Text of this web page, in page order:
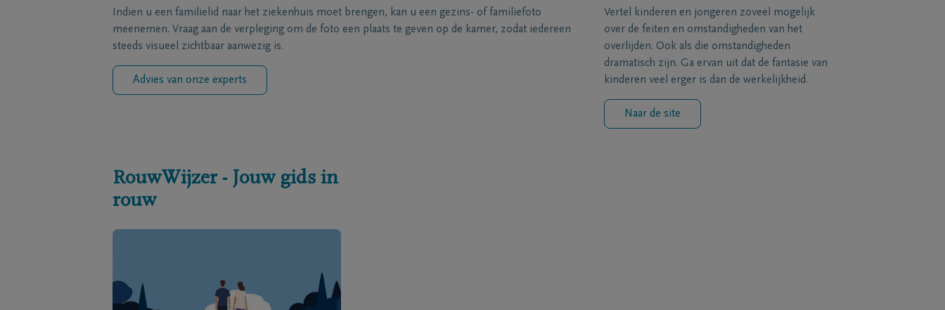
Indien u een familielid naar het ziekenhuis moet brengen, kan u een gezins- of familiefoto
meenemen. Vraag aan de verpleging om de foto een plaats te geven op de kamer, zodat iedereen
steeds visueel zichtbaar aanwezig is.
Advies van onze experts
Vertel kinderen en jongeren zoveel mogelijk
over de feiten en omstandigheden van het
overlijden. Ook als die omstandigheden
dramatisch zijn. Ga ervan uit dat de fantasie van
kinderen veel erger is dan de werkelijkheid.
Naar de site
RouwWijzer - Jouw gids in
rouw